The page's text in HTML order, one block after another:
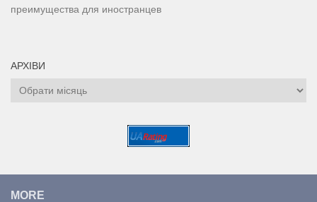
преимущества для иностранцев
АРХІВИ
Архіви
MORE